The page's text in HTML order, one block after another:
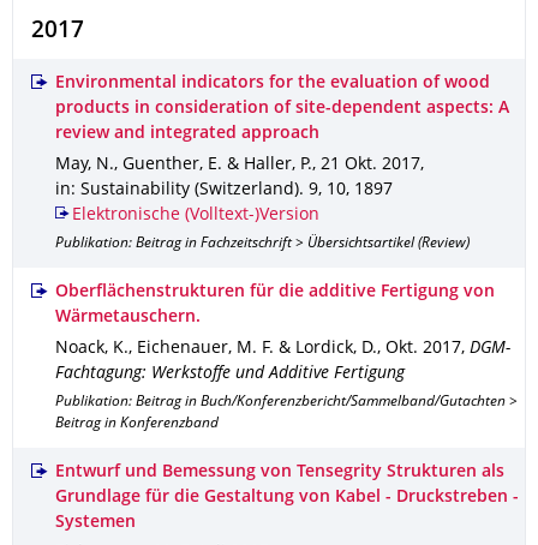
2017
Environmental indicators for the evaluation of wood
products in consideration of site-dependent aspects: A
review and integrated approach
May, N., Guenther, E. & Haller, P., 21 Okt. 2017,
in: Sustainability (Switzerland). 9, 10, 1897
Elektronische (Volltext-)Version
Publikation: Beitrag in Fachzeitschrift > Übersichtsartikel (Review)
Oberflächenstrukturen für die additive Fertigung von
Wärmetauschern.
Noack, K., Eichenauer, M. F. & Lordick, D., Okt. 2017, DGM-
Fachtagung: Werkstoffe und Additive Fertigung
Publikation: Beitrag in Buch/Konferenzbericht/Sammelband/Gutachten >
Beitrag in Konferenzband
Entwurf und Bemessung von Tensegrity Strukturen als
Grundlage für die Gestaltung von Kabel - Druckstreben -
Systemen